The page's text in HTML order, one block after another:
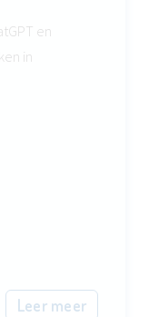
en
in
Leer meer